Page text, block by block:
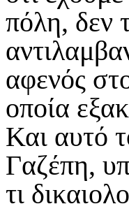
πόλη, δεν
αφενός
οποία
Και αυτό
Γαζέπη,
τι